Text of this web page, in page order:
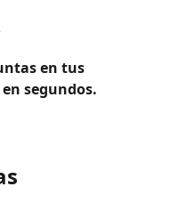
en tus
segundos.